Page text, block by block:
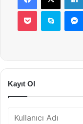
Pocket Skype
Kayıt Ol